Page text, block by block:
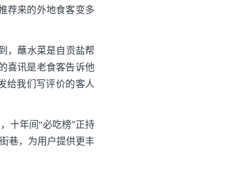
荐来的外地食客变多
，蘸水菜是自贡盐帮
喜讯是老食客告诉他
给我们写评价的客人
十年间“必吃榜”正持
巷，为用户提供更丰